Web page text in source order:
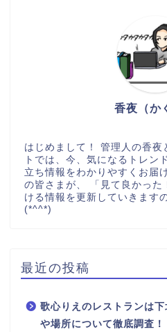
香夜（か
はじめまして！ 管理人の香夜
トでは、今、気になるトレン
立ち情報をわかりやすくお届
の皆さまが、 「見て良かった
ける情報を更新していきます
(*^^*)
最近の投稿
歌心りえのレストランは
や場所について徹底調査！